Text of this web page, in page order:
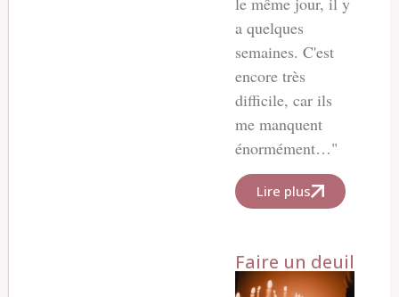
a quelques
semaines. C'est
encore très
difficile, car ils
me manquent
énormément…"
Lire plus
Faire un deuil